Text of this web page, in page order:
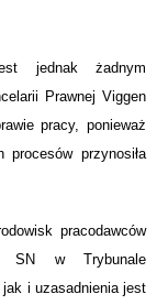
jednak żadnym
Prawnej Viggen
pracy, ponieważ
przynosiła
pracodawców
SN w Trybunale
i uzasadnienia jest